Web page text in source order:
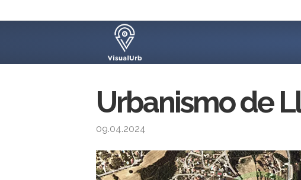
Urbanismo de
09.04.2024